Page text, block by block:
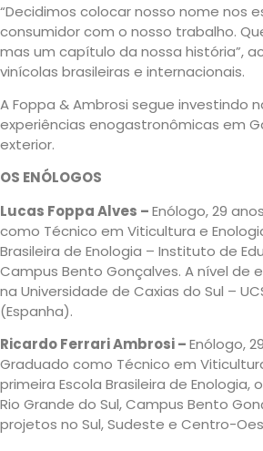
“Decidimos colocar nosso nome nos
consumidor com o nosso trabalho.
mas um capítulo da nossa história”,
vinícolas brasileiras e internacionais.
A Foppa & Ambrosi segue investindo
experiências enogastronômicas em
exterior.
OS ENÓLOGOS
Lucas Foppa Alves –Enólogo, 29
como Técnico em Viticultura e
Brasileira de Enologia – Instituto de
Campus Bento Gonçalves. A nível de
na Universidade de Caxias do Sul –
(Espanha).
Ricardo Ferrari Ambrosi –Enólogo,
Graduado como Técnico em
primeira Escola Brasileira de
Rio Grande do Sul, Campus Bento
projetos no Sul, Sudeste e Centro-